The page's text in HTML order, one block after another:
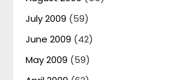
July 2009 (59)
June 2009 (42)
May 2009 (59)